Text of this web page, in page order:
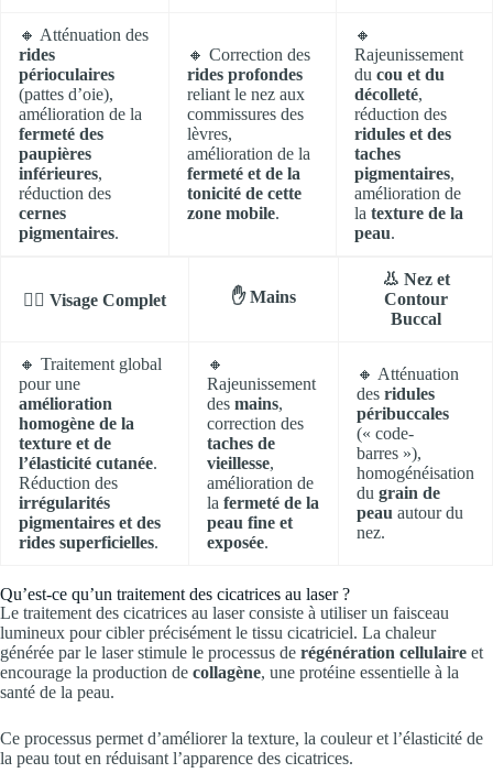
🔸 Atténuation des
rides
périoculaires
(pattes d’oie),
amélioration de la
fermeté des
paupières
inférieures,
réduction des
cernes
pigmentaires.
🔸 Correction des
rides profondes
reliant le nez aux
commissures des
lèvres,
amélioration de la
fermeté et de la
tonicité de cette
zone mobile.
🔸
Rajeunissement
du cou et du
décolleté,
réduction des
ridules et des
taches
pigmentaires,
amélioration de
la texture de la
peau.
💆‍♀️ Visage Complet ✋ Mains
👃 Nez et
Contour
Buccal
🔸 Traitement global
pour une
amélioration
homogène de la
texture et de
l’élasticité cutanée.
Réduction des
irrégularités
pigmentaires et des
rides superficielles.
🔸
Rajeunissement
des mains,
correction des
taches de
vieillesse,
amélioration de
la fermeté de la
peau fine et
exposée.
🔸 Atténuation
des ridules
péribuccales
(« code-
barres »),
homogénéisation
du grain de
peau autour du
nez.
Qu’est-ce qu’un traitement des cicatrices au laser ?
Le traitement des cicatrices au laser consiste à utiliser un faisceau
lumineux pour cibler précisément le tissu cicatriciel. La chaleur
générée par le laser stimule le processus de régénération cellulaire et
encourage la production de collagène, une protéine essentielle à la
santé de la peau.
Ce processus permet d’améliorer la texture, la couleur et l’élasticité de
la peau tout en réduisant l’apparence des cicatrices.